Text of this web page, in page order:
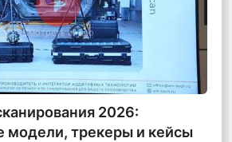
Смотреть видео
2026:
модели, трекеры и кейсы